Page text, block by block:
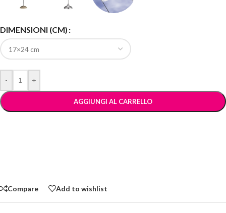
DIMENSIONI (CM)
- +
AGGIUNGI AL CARRELLO
Compare Add to wishlist